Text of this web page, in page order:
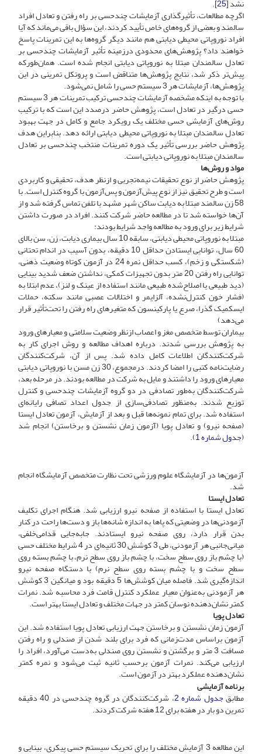
نشد [25
].
اگر‌چه مطالعات، تأثیر‌گذاری آزمایشات چندحسی بر راه رفتن و تعادل افراد
سالمند و بعضی از گروه‌های خاص تأیید کردند، این سؤال باقی می‌ماند که آیا
افراد نوروپاتی محیطی دیابتی هم مانند دیگر گروه‌ها به این تمرینات پاسخ
خواهند داد؟ پژوهش‌های محدودی در‌زمینه تأثیر آزمایشات چندحسی بر
تعادل سالمندان مبتلا به نوروپاتی دیابتی انجام شده است. همان‌طور‌که
پیش‌تر ذکر شد، نتایج پژوهش‌ها ‌متناقض است و پروتکل تمرینی در این
پژوهش‌ها، آزمایشات هر 3 سیستم حسی را شامل نمی‌شود.
با توجه به اینکه مشخصه‌ آزمایشات چندحسی ترکیب تمرینات هر 3 سیستم
حسی درگیر در تعادل است، پژوهش حاضر درصدد این است که با ترکیب
روش‌های آزمایشی حسی مختلف یک رویکرد جامع و کامل در جهت بهبود
تعادل سالمندان مبتلا به نوروپاتی محیطی دیابتی ارائه دهد. بنابراین هدف
پژوهش حاضر بررسی تأثیر یک دوره تمرینات منتخب چندحسی بر تعادل
سالمندان مبتلا به نوروپاتی دیابتی است.
مواد و روش‌ها
پژوهش حاضر از نوع تحقیقات نیمه‌تجربی و ازنظر هدف، تحقیقی و کاربردی
است و طرح تحقیق نیز از نوع پیش‌آزمون ‌و پس‌آزمون با گروه کنترل است. با
58 زن سالمند مبتلا به دیابت ساکن شهر مشهد با تلفن تماس گرفته شد و از
آن‌ها خواسته شد تا در مطالعه حاضر شرکت کنند. افراد در صورت داشتن
شرایط زیر برای ورود به مطالعه واجد شرایط بودند:
مبتلا به نوروپاتی محیطی دیابتی، سابقه‌ 10 سال بیماری دیابت، زن، سن بالای
60 سال، توانایی ایستادن حداقل 10 دقیقه، بدون آسیب در اندام تحتانی
(شکستگی و زخم)، کسب حداقل نمره 24 در آزمون کوتاه وضعیت ذهنی،
توانایی راه رفتن 20 متر بدون تجهیزات کمکی، نداشتن ضعف شدید بینایی
(دید طبیعی یا اصلاح‌شده طبیعی مانند استفاده از عینک و لنز)، عدم ابتلا به
(فشار خون کنترل‌نشده‌، آلزایمر و اختلالات عصبی مانند سکته‌، حملات
ایسکمیک گذرا‌، صرع یا پارکینسون که متغیرهای راه رفتن را تحت‌تأثیر قرار
می‌دهد)
بیماران توسط متخصص مغز و اعصاب ازنظر وضعیت سلامتی و معیارهای ورود
به پژوهش بررسی شدند. درباره اهداف مطالعه و روش اجرای کار به
شرکت‌کنندگان اطلاعات کامل داده شد. پس از آن، شرکت‌کنندگان
رضایت‌نامه کتبی را امضا کردند. در‌مجموع‌، 30 زن مسن با نوروپاتی دیابتی
معیارهای ورود را داشتند و مایل به شرکت در مطالعه بودند. در مرحله بعد‌،
شرکت‌کنندگان به‌طور تصادفی در دو گروه آزمایشات چندحسی و کنترل
توزیع شدند. به‌منظور تصادفی‌سازی از جدول اعداد تصافی رایانه‌ای
استفاده شد. برای تمام نمونه‌ها قبل و بعد از آزمایش، آزمون تعادل ایستا
(‌صفحه نیرو) و تعادل پویا (آزمون زمان نشستن و برخاستن) انجام شد
(جدول شماره 1 ).
آزمون‌ها در آزمایشگاه علوم ورزشی تحت نظارت متخصص آزمایشگاه انجام
شد.
تعادل ایستا
تعادل ایستا با استفاده از صفحه نیرو ارزیابی شد. هنگام اجرای تکلیف
آزمودنی‌ها در وضعیتی که پاها به اندازه شانه‌ها باز و دست‌ها راحت در کنار
بدن قرار دارد، روی صفحه نیرو ایستادند. جابه‌جایی قدامی‌خلفی،
میانی‌جانبی هر آزمودنی، طی 3 کوشش 30 ثانیه‌ای در 4 شرایط مختلف حسی
(با چشم باز روی سطح سخت، با چشم باز روی سطح نرم، با چشم بسته روی
سطح سخت و با چشم بسته روی سطح نرم) با دستگاه صفحه نیرو
اندازه‌گیری شد. فاصله میان کوشش‌ها 5 دقیقه بود و میانگین 3 کوشش
هر آزمودنی به‌عنوان معیار عملکرد کنترل قامت فرد محاسبه شد. نمرات
کمتر نشان‌دهنده‌ نوسان کمتر در جهات مختلف و تعادل ایستا بهتر است.
تعادل پویا
آزمون زمان نشستن و برخاستن جهت ارزیابی تعادل پویا استفاده شد. این
آزمون بر‌اساس مدت‌زمانی که فرد برای بلند شدن از صندلی و راه رفتن
مسافت 3 متر و برگشتن و نشستن روی صندلی به‌دست می‌آورد، افراد را
ارزیابی می‌کند. نمرات آزمون برحسب ثانیه ثبت می‌شود و نمره کمتر
نشان‌دهنده‌ عملکرد بهتر در آزمون است.
برنامه آزمایشی
مطابقجدول شماره 2 ، شرکت‌کنندگان در گروه‌ چندحسی در 40 دقیقه
تمرین دو بار در هفته برای 12 هفته شرکت کردند.
این مطالعه 3 آزمایش مختلف را برای تحریک سیستم حسی پیکری، بینایی و